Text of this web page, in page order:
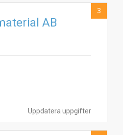
Uppdatera uppgifter
AB
3